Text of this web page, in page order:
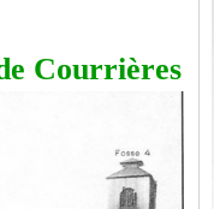
Courrières